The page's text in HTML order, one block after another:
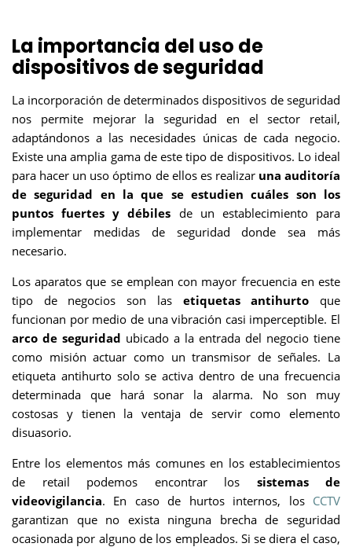
La importancia del uso de
dispositivos de seguridad
La incorporación de determinados dispositivos de seguridad
nos permite mejorar la seguridad en el sector retail,
adaptándonos a las necesidades únicas de cada negocio.
Existe una amplia gama de este tipo de dispositivos. Lo ideal
para hacer un uso óptimo de ellos es realizar una auditoría
de seguridad en la que se estudien cuáles son los
puntos fuertes y débiles de un establecimiento para
implementar medidas de seguridad donde sea más
necesario.
Los aparatos que se emplean con mayor frecuencia en este
tipo de negocios son las etiquetas antihurto que
funcionan por medio de una vibración casi imperceptible. El
arco de seguridad ubicado a la entrada del negocio tiene
como misión actuar como un transmisor de señales. La
etiqueta antihurto solo se activa dentro de una frecuencia
determinada que hará sonar la alarma. No son muy
costosas y tienen la ventaja de servir como elemento
disuasorio.
Entre los elementos más comunes en los establecimientos
de retail podemos encontrar los sistemas de
videovigilancia. En caso de hurtos internos, los CCTV
garantizan que no exista ninguna brecha de seguridad
ocasionada por alguno de los empleados. Si se diera el caso,